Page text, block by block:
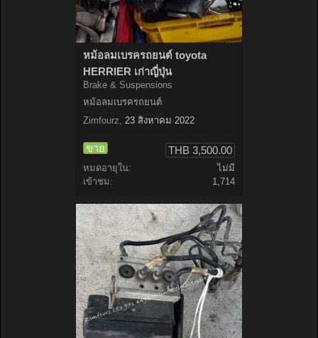
หม้อลมเบรครถยนต์ toyota
HERRIER เก่าญี่ปุ่น
Brake & Suspensions
หม้อลมเบรครถยนต์
Zimfourz, 23 สิงหาคม 2022
ขาย THB 3,500.00
หมดอายุใน:
ไม่มี
เข้าชม:
1,714